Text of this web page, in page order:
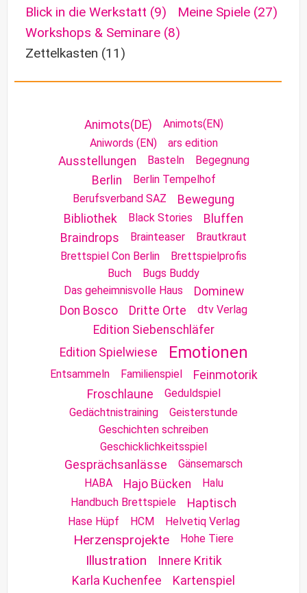
Blick in die Werkstatt (9) Meine Spiele (27)
Workshops & Seminare (8)
Zettelkasten (11)
Animots(DE)
Animots(EN)
Aniwords (EN)
ars edition
Ausstellungen Basteln Begegnung
Berlin
Berlin Tempelhof
Berufsverband SAZ
Bewegung
Bibliothek
Black Stories
Bluffen
Braindrops
Brainteaser
Brautkraut
Brettspiel Con Berlin
Brettspielprofis
Buch
Bugs Buddy
Das geheimnisvolle Haus
Dominew
Don Bosco
Dritte Orte dtv Verlag
Edition Siebenschläfer
Edition Spielwiese
Emotionen
Entsammeln Familienspiel
Feinmotorik
Froschlaune
Geduldspiel
Gedächtnistraining
Geisterstunde
Geschichten schreiben
Geschicklichkeitsspiel
Gesprächsanlässe
Gänsemarsch
HABA
Hajo Bücken
Halu
Handbuch Brettspiele
Haptisch
Hase Hüpf HCM Helvetiq Verlag
Herzensprojekte Hohe Tiere
Illustration
Innere Kritik
Karla Kuchenfee
Kartenspiel